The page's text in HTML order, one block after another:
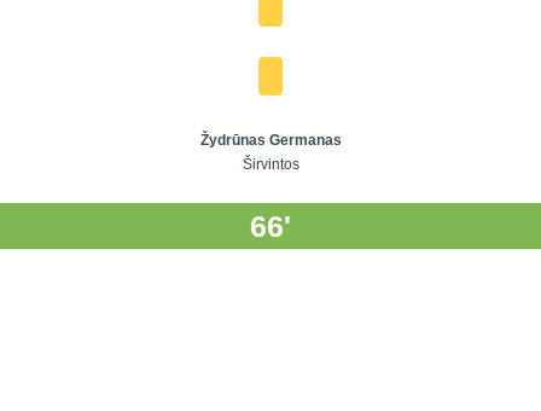
Žydrūnas Germanas
Širvintos
66'